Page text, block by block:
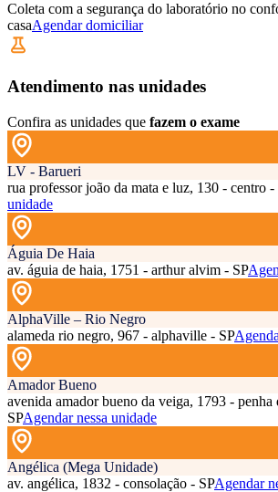
Coleta com a segurança do laboratório no
casaAgendar domiciliar
Atendimento nas unidades
Confira as unidades que fazem o exame
LV - Barueri
rua professor joão da mata e luz, 130 - centro -
unidade
Águia De Haia
av. águia de haia, 1751 - arthur alvim - SP
AlphaVille – Rio Negro
alameda rio negro, 967 - alphaville - SP
Amador Bueno
avenida amador bueno da veiga, 1793 - penha
SPAgendar nessa unidade
Angélica (Mega Unidade)
av. angélica, 1832 - consolação - SPAgendar